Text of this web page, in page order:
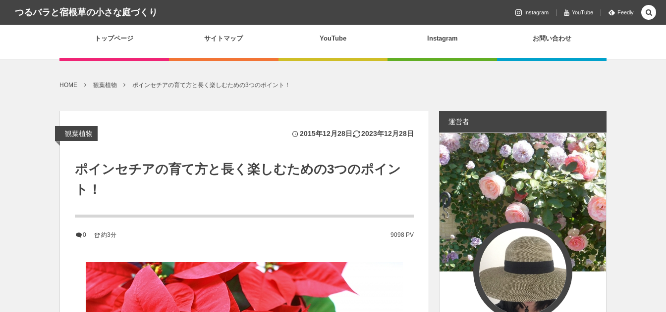
つるバラと宿根草の小さな庭づくり Instagram YouTube Feedly
トップページ サイトマップ YouTube Instagram お問い合わせ
HOME 観葉植物 ポインセチアの育て方と長く楽しむための3つのポイント！
観葉植物 2015年12月28日 2023年12月28日
ポインセチアの育て方と長く楽しむための3つのポイン
ト！
0 9098 PV
約3分
運営者